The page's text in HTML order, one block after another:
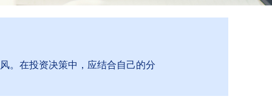
。在投资决策中，应结合自己的分